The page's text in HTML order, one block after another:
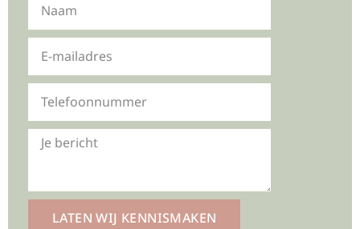
LATEN WIJ KENNISMAKEN